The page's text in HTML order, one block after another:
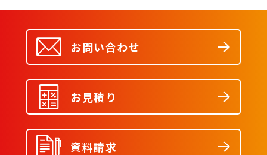
お問い合わせ
お見積り
資料請求